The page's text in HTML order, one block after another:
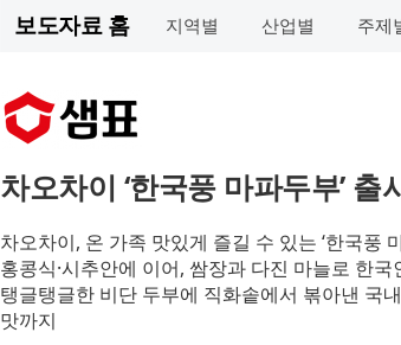
보도자료 홈 지역별 산업별 주제
차오차이 ‘한국풍 마파두부’ 출
차오차이, 온 가족 맛있게 즐길 수 있는 ‘한국풍
홍콩식·시추안에 이어, 쌈장과 다진 마늘로 한
탱글탱글한 비단 두부에 직화솥에서 볶아낸 국
맛까지